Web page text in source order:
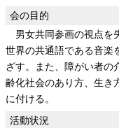
会の目的
男女共同参画の視点を
世界の共通語である音楽
ざす。また、障がい者の
齢化社会のあり方、生き
に付ける。
活動状況